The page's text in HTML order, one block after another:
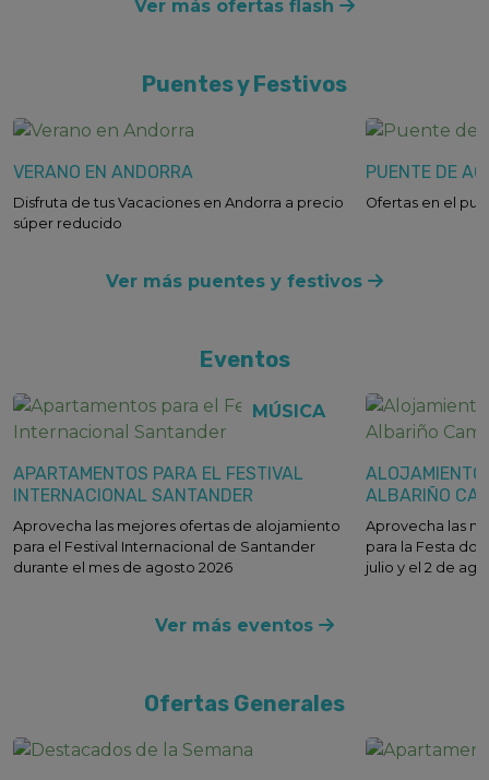
Ver más ofertas flash
Puentes y Festivos
VERANO EN ANDORRA
Disfruta de tus Vacaciones en Andorra a precio
súper reducido
PUENTE DE
Ofertas en el
Ver más puentes y festivos
Eventos
MÚSICA
APARTAMENTOS PARA EL FESTIVAL
INTERNACIONAL SANTANDER
Aprovecha las mejores ofertas de alojamiento
para el Festival Internacional de Santander
durante el mes de agosto 2026
ALBARIÑO
Aprovecha las
para la Festa do
julio y el 2 de
Ver más eventos
Ofertas Generales